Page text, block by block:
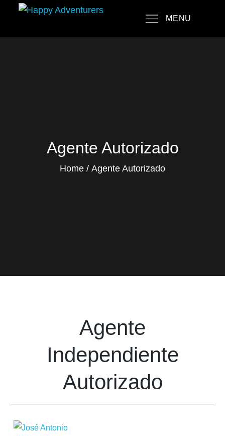
content
MENU
Agente Autorizado
Home Agente Autorizado
Agente
Independiente
Autorizado